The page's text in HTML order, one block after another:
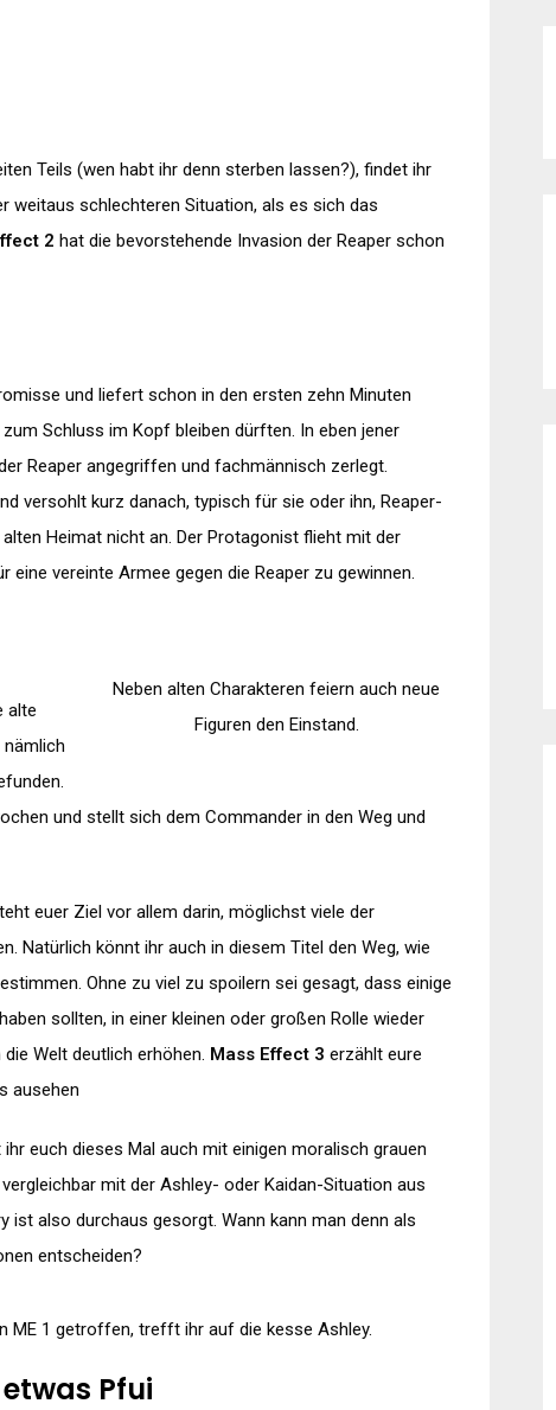
Teils (wen habt ihr denn sterben lassen?), findet ihr
weitaus schlechteren Situation, als es sich das
2 hat die bevorstehende Invasion der Reaper schon
und liefert schon in den ersten zehn Minuten
Schluss im Kopf bleiben dürften. In eben jener
Reaper angegriffen und fachmännisch zerlegt.
versohlt kurz danach, typisch für sie oder ihn, Reaper-
Heimat nicht an. Der Protagonist flieht mit der
vereinte Armee gegen die Reaper zu gewinnen.
Neben alten Charakteren feiern auch neue
Figuren den Einstand.
alte
und stellt sich dem Commander in den Weg und
euer Ziel vor allem darin, möglichst viele der
Natürlich könnt ihr auch in diesem Titel den Weg, wie
Ohne zu viel zu spoilern sei gesagt, dass einige
sollten, in einer kleinen oder großen Rolle wieder
Welt deutlich erhöhen. Mass Effect 3 erzählt eure
ausehen
euch dieses Mal auch mit einigen moralisch grauen
mit der Ashley- oder Kaidan-Situation aus
ist also durchaus gesorgt. Wann kann man denn als
entscheiden?
ME 1 getroffen, trefft ihr auf die kesse Ashley.
Pfui